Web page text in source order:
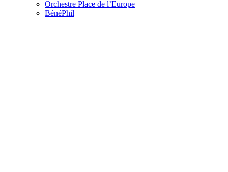
Orchestre Place de l’Europe
BénéPhil